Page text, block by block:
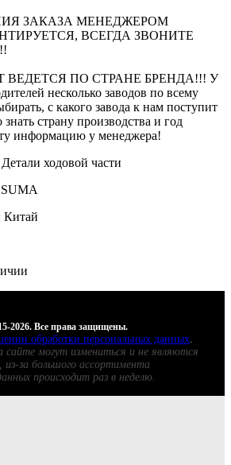
ЗАКАЗА МЕНЕДЖЕРОМ
ВСЕГДА ЗВОНИТЕ
ПО СТРАНЕ БРЕНДА!!! У
несколько заводов по всему
с какого завода к нам поступит
страну производства и год
информацию у менеджера!
ходовой части
Китай
2026. Все права защищены.
обработки персональных данных.
могут измениться и не являются
за большого ассортимента
происходит раз в неделю.